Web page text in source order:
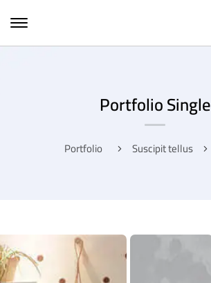
Portfolio Single
Portfolio Suscipit tellus